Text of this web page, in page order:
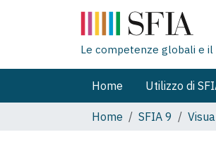
Le competenze globali e
Home Utilizzo di
Home
SFIA 9